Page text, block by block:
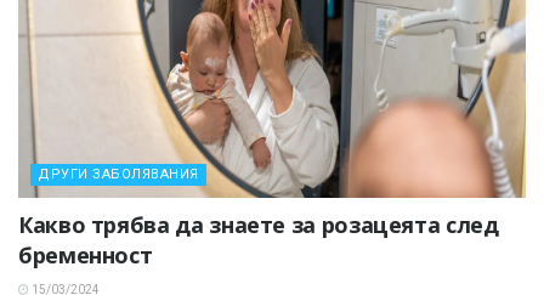
ДРУГИ ЗАБОЛЯВАНИЯ
Какво трябва да знаете за розацеята след
бременност
15/03/2024